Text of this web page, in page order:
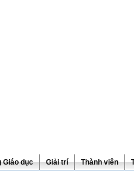
Giáo dục Giải trí Thành viên